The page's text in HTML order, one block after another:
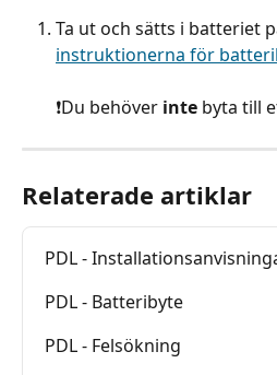
Ta ut och sätts i batteriet
instruktionerna för
❗️Du behöver inte byta till
Relaterade artiklar
PDL -
PDL - Batteribyte
PDL - Felsökning